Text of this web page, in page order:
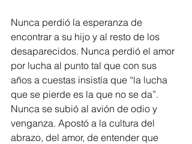
Nunca perdió la esperanza de
encontrar a su hijo y al resto de los
desaparecidos. Nunca perdió el amor
por lucha al punto tal que con sus
años a cuestas insistía que “la lucha
que se pierde es la que no se da”.
Nunca se subió al avión de odio y
venganza. Apostó a la cultura del
abrazo, del amor, de entender que